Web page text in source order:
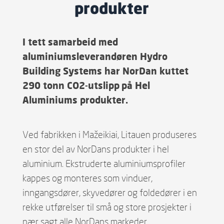
produkter
I tett samarbeid med
aluminiumsleverandøren Hydro
Building Systems har NorDan kuttet
290 tonn CO2-utslipp på Hel
Aluminiums produkter.
Ved fabrikken i Mažeikiai, Litauen produseres
en stor del av NorDans produkter i hel
aluminium. Ekstruderte aluminiumsprofiler
kappes og monteres som vinduer,
inngangsdører, skyvedører og foldedører i en
rekke utførelser til små og store prosjekter i
nær sagt alle NorDans markeder.